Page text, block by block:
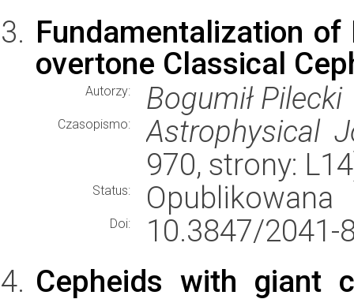
Fundamentalization
overtone Classical
Autorzy: Bogumił Pilecki
Czasopismo:
Astrophysical
970, strony:
Status: Opublikowana
Doi:
10.3847/
Cepheids with giant